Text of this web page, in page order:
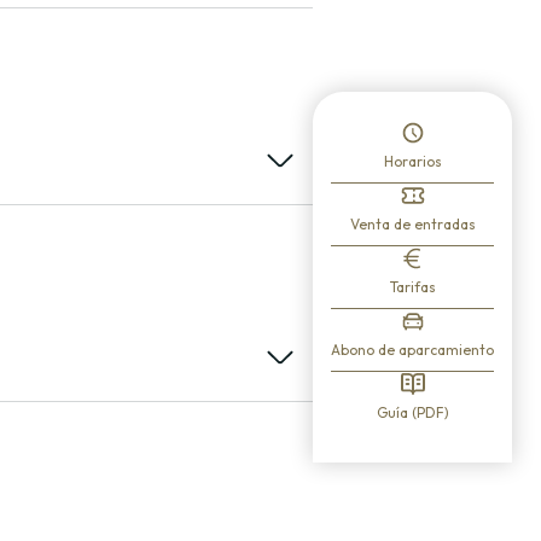
Horarios
Venta de entradas
Tarifas
Abono de aparcamiento
Guía (PDF)